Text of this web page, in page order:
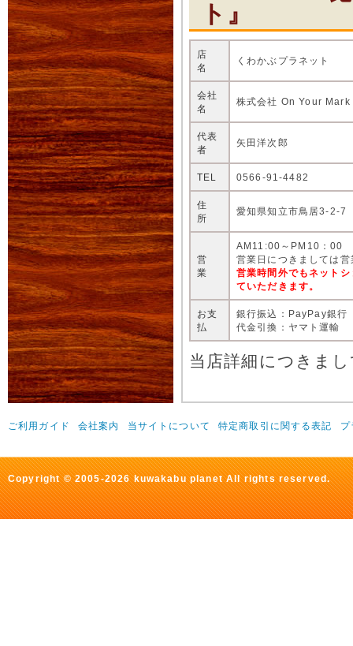
ト』
店
名
くわかぶプラネット
会社
名
株式会社 On Your Mark
代表
者
矢田洋次郎
TEL 0566-91-4482
住
所
愛知県知立市鳥居3-2-7
営
業
AM11:00～PM10：00
営業日につきましては
営業時間外でもネット
ていただきます。
お支
払
銀行振込：PayPay銀行
代金引換：ヤマト運輸
当店詳細につきま
ご利用ガイド 会社案内 当サイトについて 特定商取引に関する表記 プ
Copyright © 2005-2026 kuwakabu planet All rights reserved.